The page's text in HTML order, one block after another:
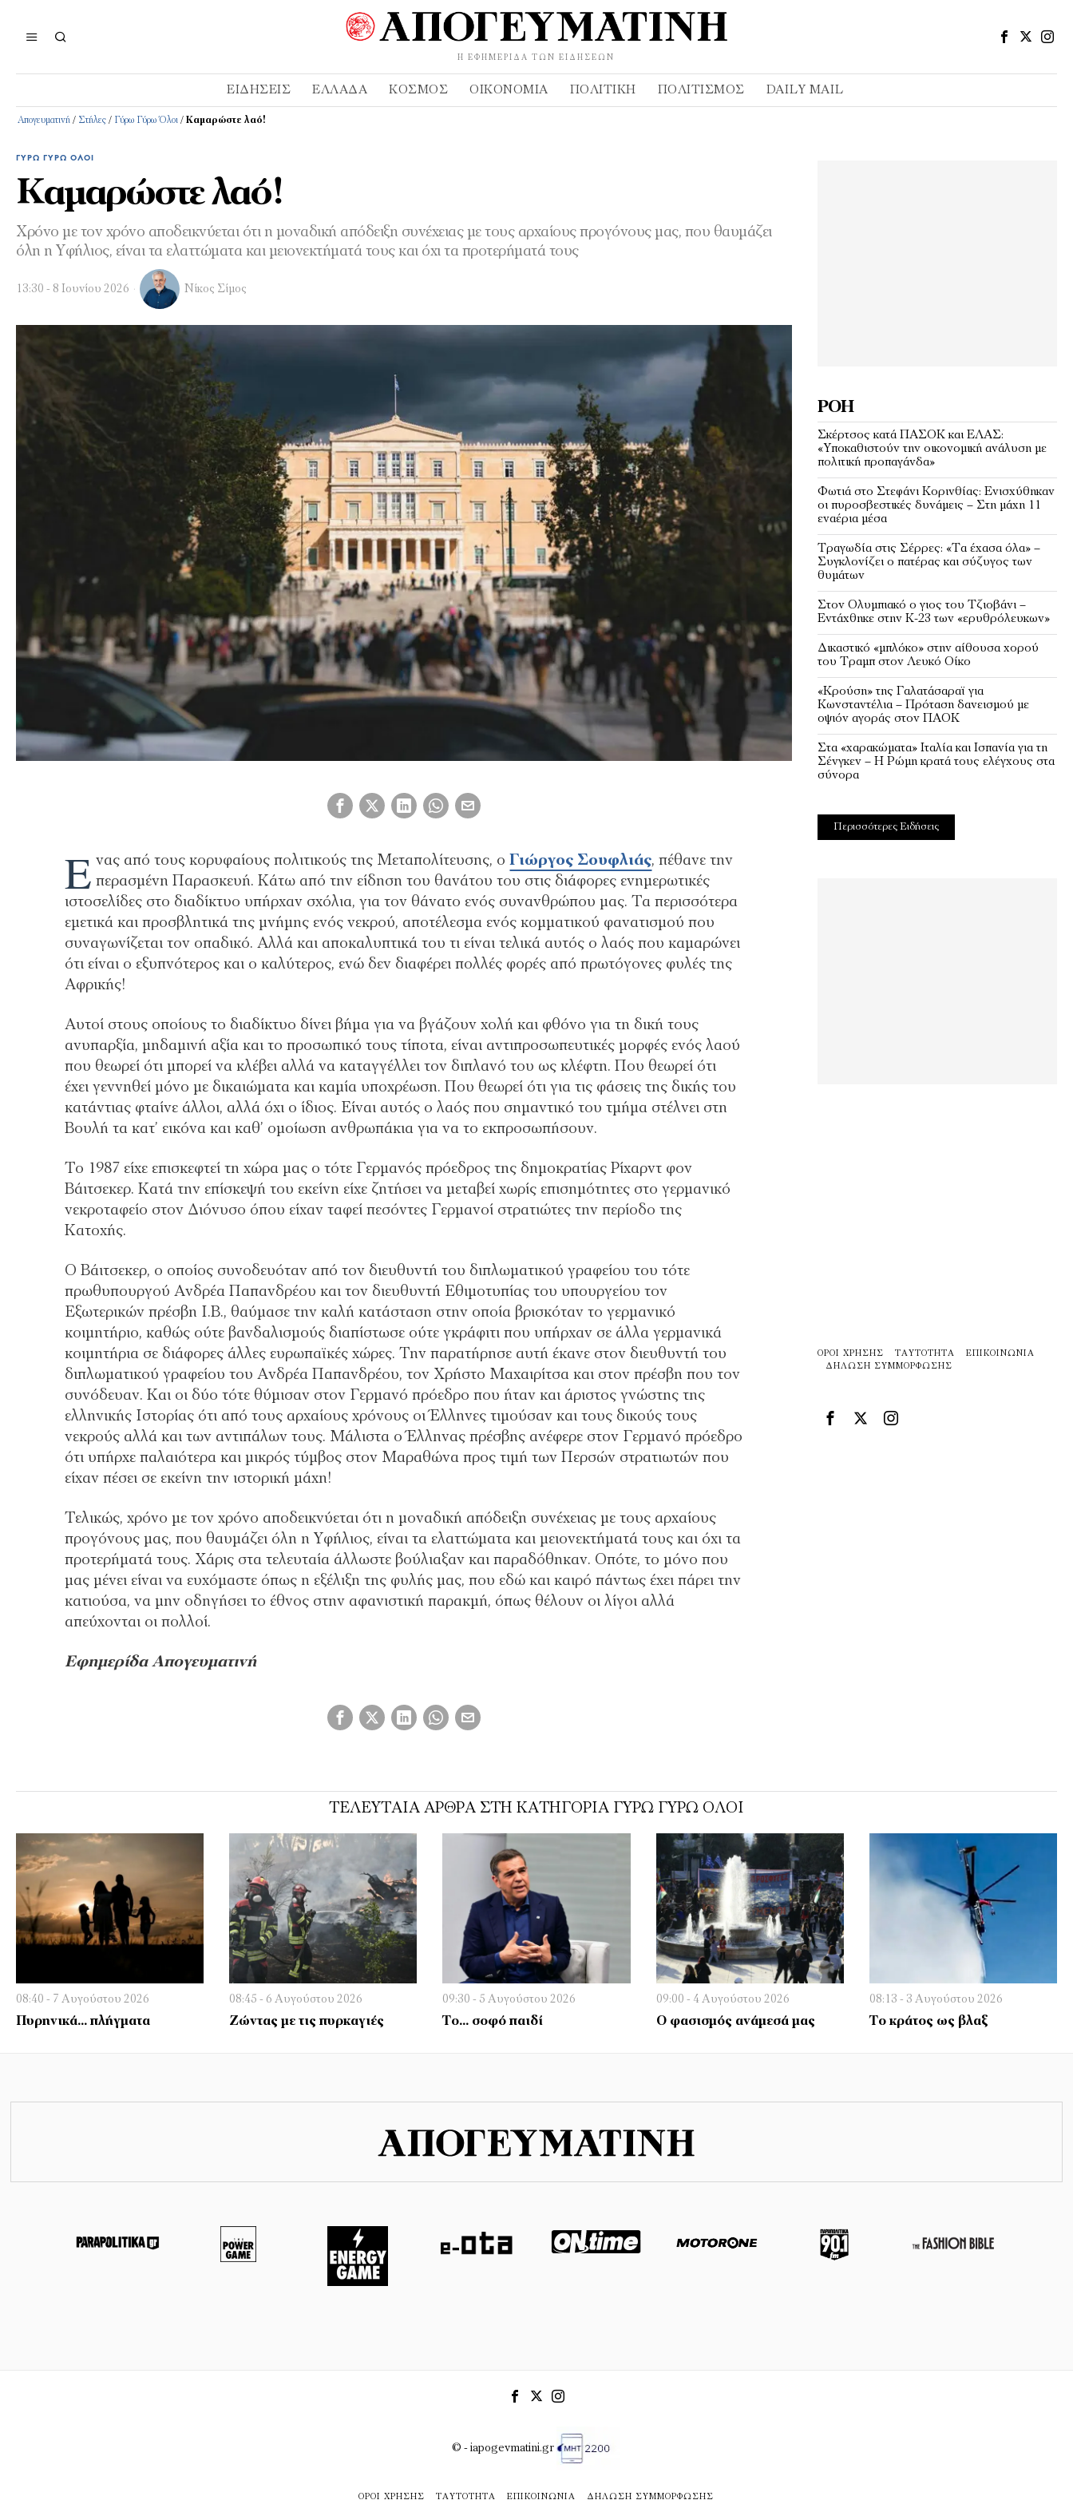
Η ΕΦΗΜΕΡΊΔΑ ΤΩΝ ΕΙΔΉΣΕΩΝ
ΕΙΔΉΣΕΙΣ ΕΛΛΆΔΑ ΚΌΣΜΟΣ ΟΙΚΟΝΟΜΊΑ ΠΟΛΙΤΙΚΉ ΠΟΛΙΤΙΣΜΌΣ DAILY MAIL
Απογευματινή / Στήλες / Γύρω Γύρω Όλοι / Καμαρώστε λαό!
ΓΎΡΩ ΓΎΡΩ ΌΛΟΙ
Καμαρώστε λαό!
Χρόνο με τον χρόνο αποδεικνύεται ότι η μοναδική απόδειξη συνέχειας με τους αρχαίους προγόνους μας, που θαυμάζει
όλη η Υφήλιος, είναι τα ελαττώματα και μειονεκτήματά τους και όχι τα προτερήματά τους
13:30 - 8 Ιουνίου 2026 Νίκος Σίμος
Έ νας από τους κορυφαίους πολιτικούς της Μεταπολίτευσης, οΓιώργος Σουφλιάς, πέθανε την
περασμένη Παρασκευή. Κάτω από την είδηση του θανάτου του στις διάφορες ενημερωτικές
ιστοσελίδες στο διαδίκτυο υπήρχαν σχόλια, για τον θάνατο ενός συνανθρώπου μας. Τα περισσότερα
εμετικά και προσβλητικά της μνήμης ενός νεκρού, αποτέλεσμα ενός κομματικού φανατισμού που
συναγωνίζεται τον οπαδικό. Αλλά και αποκαλυπτικά του τι είναι τελικά αυτός ο λαός που καμαρώνει
ότι είναι ο εξυπνότερος και ο καλύτερος, ενώ δεν διαφέρει πολλές φορές από πρωτόγονες φυλές της
Αφρικής!
Αυτοί στους οποίους το διαδίκτυο δίνει βήμα για να βγάζουν χολή και φθόνο για τη δική τους
ανυπαρξία, μηδαμινή αξία και το προσωπικό τους τίποτα, είναι αντιπροσωπευτικές μορφές ενός λαού
που θεωρεί ότι μπορεί να κλέβει αλλά να καταγγέλλει τον διπλανό του ως κλέφτη. Που θεωρεί ότι
έχει γεννηθεί μόνο με δικαιώματα και καμία υποχρέωση. Που θεωρεί ότι για τις φάσεις της δικής του
κατάντιας φταίνε άλλοι, αλλά όχι ο ίδιος. Είναι αυτός ο λαός που σημαντικό του τμήμα στέλνει στη
Βουλή τα κατ’ εικόνα και καθ’ ομοίωση ανθρωπάκια για να το εκπροσωπήσουν.
Το 1987 είχε επισκεφτεί τη χώρα μας ο τότε Γερμανός πρόεδρος της δημοκρατίας Ρίχαρντ φον
Βάιτσεκερ. Κατά την επίσκεψή του εκείνη είχε ζητήσει να μεταβεί χωρίς επισημότητες στο γερμανικό
νεκροταφείο στον Διόνυσο όπου είχαν ταφεί πεσόντες Γερμανοί στρατιώτες την περίοδο της
Κατοχής.
Ο Βάιτσεκερ, ο οποίος συνοδευόταν από τον διευθυντή του διπλωματικού γραφείου του τότε
πρωθυπουργού Ανδρέα Παπανδρέου και τον διευθυντή Εθιμοτυπίας του υπουργείου τον
Εξωτερικών πρέσβη Ι.Β., θαύμασε την καλή κατάσταση στην οποία βρισκόταν το γερμανικό
κοιμητήριο, καθώς ούτε βανδαλισμούς διαπίστωσε ούτε γκράφιτι που υπήρχαν σε άλλα γερμανικά
κοιμητήρια σε διάφορες άλλες ευρωπαϊκές χώρες. Την παρατήρησε αυτή έκανε στον διευθυντή του
διπλωματικού γραφείου του Ανδρέα Παπανδρέου, τον Χρήστο Μαχαιρίτσα και στον πρέσβη που τον
συνόδευαν. Και οι δύο τότε θύμισαν στον Γερμανό πρόεδρο που ήταν και άριστος γνώστης της
ελληνικής Ιστορίας ότι από τους αρχαίους χρόνους οι Έλληνες τιμούσαν και τους δικούς τους
νεκρούς αλλά και των αντιπάλων τους. Μάλιστα ο Έλληνας πρέσβης ανέφερε στον Γερμανό πρόεδρο
ότι υπήρχε παλαιότερα και μικρός τύμβος στον Μαραθώνα προς τιμή των Περσών στρατιωτών που
είχαν πέσει σε εκείνη την ιστορική μάχη!
Τελικώς, χρόνο με τον χρόνο αποδεικνύεται ότι η μοναδική απόδειξη συνέχειας με τους αρχαίους
προγόνους μας, που θαυμάζει όλη η Υφήλιος, είναι τα ελαττώματα και μειονεκτήματά τους και όχι τα
προτερήματά τους. Χάρις στα τελευταία άλλωστε βούλιαξαν και παραδόθηκαν. Οπότε, το μόνο που
μας μένει είναι να ευχόμαστε όπως η εξέλιξη της φυλής μας, που εδώ και καιρό πάντως έχει πάρει την
κατιούσα, να μην οδηγήσει το έθνος στην αφανιστική παρακμή, όπως θέλουν οι λίγοι αλλά
απεύχονται οι πολλοί.
Eφημερίδα Απογευματινή
ΡΟΉ
Σκέρτσος κατά ΠΑΣΟΚ και ΕΛΑΣ:
«Υποκαθιστούν την οικονομική ανάλυση με
πολιτική προπαγάνδα»
Φωτιά στο Στεφάνι Κορινθίας: Ενισχύθηκαν
οι πυροσβεστικές δυνάμεις – Στη μάχη 11
εναέρια μέσα
Τραγωδία στις Σέρρες: «Τα έχασα όλα» –
Συγκλονίζει ο πατέρας και σύζυγος των
θυμάτων
Στον Ολυμπιακό ο γιος του Τζιοβάνι –
Εντάχθηκε στην Κ-23 των «ερυθρόλευκων»
Δικαστικό «μπλόκο» στην αίθουσα χορού
του Τραμπ στον Λευκό Οίκο
«Κρούση» της Γαλατάσαραϊ για
Κωνσταντέλια – Πρόταση δανεισμού με
οψιόν αγοράς στον ΠΑΟΚ
Στα «χαρακώματα» Ιταλία και Ισπανία για τη
Σένγκεν – Η Ρώμη κρατά τους ελέγχους στα
σύνορα
Περισσότερες Ειδήσεις
ΌΡΟΙ ΧΡΉΣΗΣ ΤΑΥΤΌΤΗΤΑ
ΕΠΙΚΟΙΝΩΝΊΑ
ΔΉΛΩΣΗ ΣΥΜΜΌΡΦΩΣΗΣ
ΤΕΛΕΥΤΑΊΑ ΆΡΘΡΑ ΣΤΗ ΚΑΤΗΓΟΡΊΑ ΓΎΡΩ ΓΎΡΩ ΌΛΟΙ
08:40 - 7 Αυγούστου 2026
Πυρηνικά… πλήγματα
08:45 - 6 Αυγούστου 2026
Ζώντας με τις πυρκαγιές
09:30 - 5 Αυγούστου 2026
Το… σοφό παιδί
09:00 - 4 Αυγούστου 2026
Ο φασισμός ανάμεσά μας
08:13 - 3 Αυγούστου 2026
Το κράτος ως βλαξ
© - iapogevmatini.gr
ΌΡΟΙ ΧΡΉΣΗΣ ΤΑΥΤΌΤΗΤΑ ΕΠΙΚΟΙΝΩΝΊΑ ΔΉΛΩΣΗ ΣΥΜΜΌΡΦΩΣΗΣ